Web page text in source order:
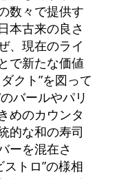
数々で提供す
本古来の良さ
、現在のライ
で新たな価値
クト”を図って
バールやパリ
めのカウンタ
的な和の寿司
ーを混在さ
トロ”の様相